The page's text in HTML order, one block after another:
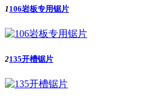
1 106岩板专用锯片
2135开槽锯片